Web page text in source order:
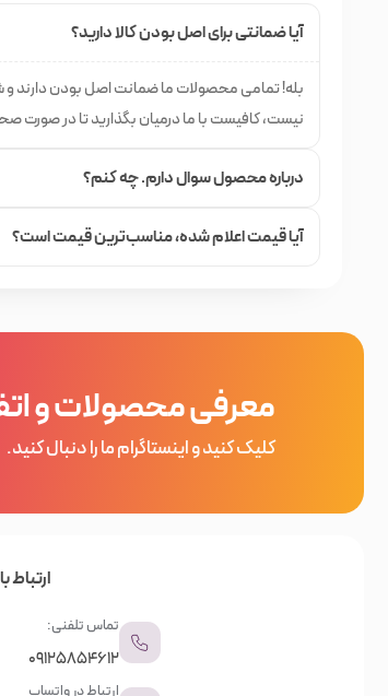
آیا ضمانتی برای اصل بودن کالا دارید؟
بله! تمامی محصولات ما ضمانت اصل بودن دارند
نیست، کافیست با ما درمیان بگذارید تا در
درباره محصول سوال دارم. چه کنم؟
آیا قیمت اعلام شده،‌ مناسب‌ترین قیمت است؟
معرفی محصولات و
کلیک کنید و اینستاگرام ما را دنبال کنید.
ارتباط
تماس تلفنی:
09125854612
ارتباط در واتساپ